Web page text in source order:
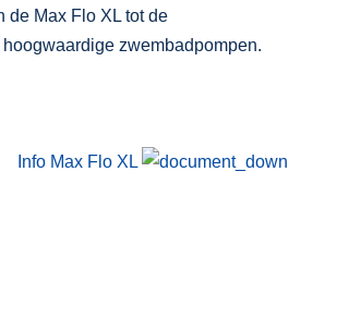
de Max Flo XL tot de
zwembadpompen.
Info Max Flo XL